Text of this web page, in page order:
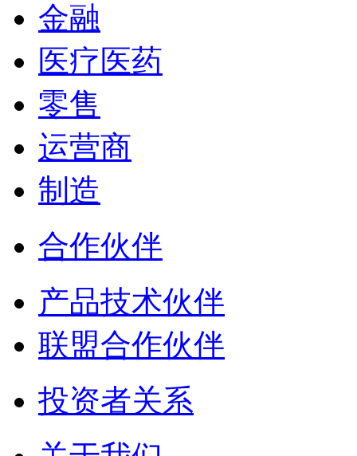
金融
医疗医药
零售
运营商
制造
合作伙伴
产品技术伙伴
联盟合作伙伴
投资者关系